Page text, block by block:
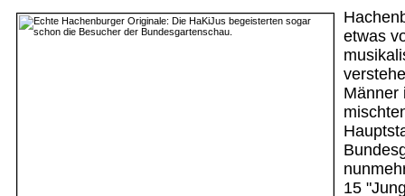
etwas
Männer
15